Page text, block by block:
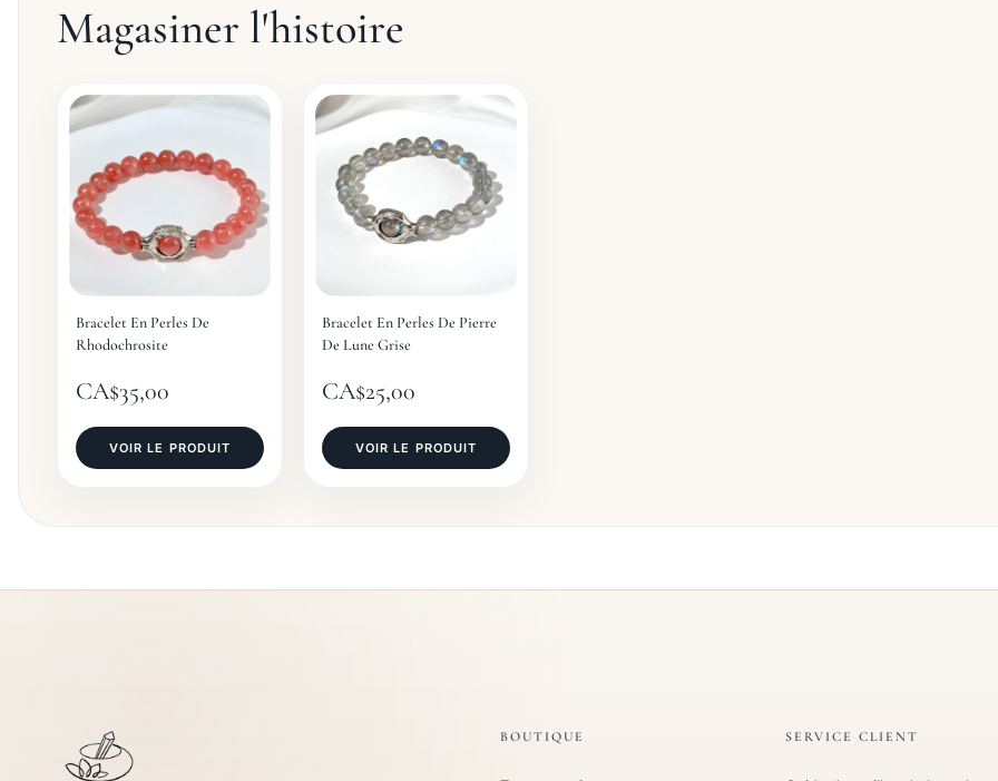
Magasiner l'histoire
Bracelet En Perles De
Rhodochrosite
CA$35,00
VOIR LE PRODUIT
Bracelet En Perles De Pierre
De Lune Grise
CA$25,00
VOIR LE PRODUIT
BOUTIQUE SERVICE CLIENT